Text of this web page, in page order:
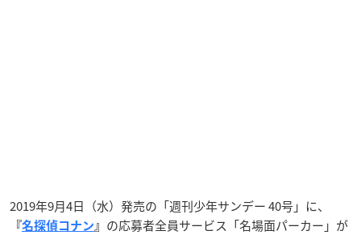
2019年9月4日（水）発売の「週刊少年サンデー 40号」に、
『名探偵コナン 』 の応募者全員サービス「名場面パーカー」が